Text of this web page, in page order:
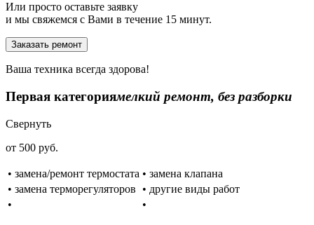
Или просто оставьте заявку
и мы свяжемся с Вами в течение 15 минут.
Заказать ремонт
Ваша техника всегда здорова!
Первая категориямелкий ремонт, без разборки
Свернуть
от 500 руб.
• замена/ремонт термостата • замена клапана
• замена терморегуляторов
• другие виды работ
•
•